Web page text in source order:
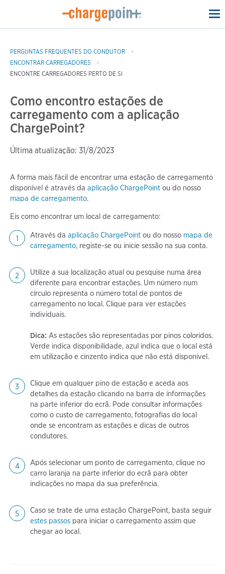
PERGUNTAS FREQUENTES DO CONDUTOR
ENCONTRAR CARREGADORES
ENCONTRE CARREGADORES PERTO DE SI
Como encontro estações de
carregamento com a aplicação
ChargePoint?
Última atualização: 31/8/2023
A forma mais fácil de encontrar uma estação de carregamento
disponível é através da aplicação ChargePoint ou do nosso
mapa de carregamento.
Eis como encontrar um local de carregamento:
Através da aplicação ChargePoint ou do nosso mapa de
carregamento, registe-se ou inicie sessão na sua conta.
Utilize a sua localização atual ou pesquise numa área
diferente para encontrar estações. Um número num
círculo representa o número total de pontos de
carregamento no local. Clique para ver estações
individuais.
Dica: As estações são representadas por pinos coloridos.
Verde indica disponibilidade, azul indica que o local está
em utilização e cinzento indica que não está disponível.
Clique em qualquer pino de estação e aceda aos
detalhes da estação clicando na barra de informações
na parte inferior do ecrã. Pode consultar informações
como o custo de carregamento, fotografias do local
onde se encontram as estações e dicas de outros
condutores.
Após selecionar um ponto de carregamento, clique no
carro laranja na parte inferior do ecrã para obter
indicações no mapa da sua preferência.
Caso se trate de uma estação ChargePoint, basta seguir
estes passos para iniciar o carregamento assim que
chegar ao local.